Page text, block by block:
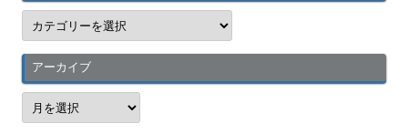
ブ
ロ
グ
カ
テ
ゴ
リ
アーカイブ
ア
ー
カ